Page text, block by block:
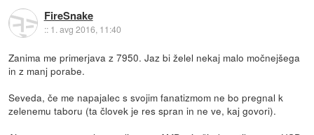
FireSnake
:: 1. avg 2016, 11:40
Zanima me primerjava z 7950. Jaz bi želel nekaj malo močnejšega
in z manj porabe.
Seveda, če me napajalec s svojim fanatizmom ne bo pregnal k
zelenemu taboru (ta človek je res spran in ne ve, kaj govori).